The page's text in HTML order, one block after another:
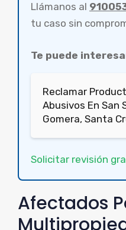
Llámanos al
tu caso sin
Te puede
Reclamar
Abusivos En San
Gomera, Santa
Solicitar revisión
Afectados